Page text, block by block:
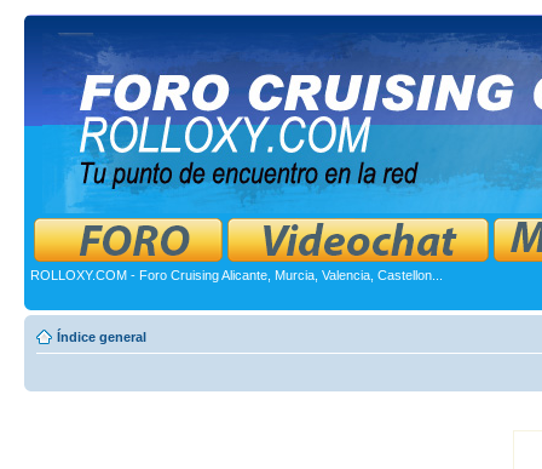
ROLLOXY.COM - Foro Cruising Alicante, Murcia, Valencia, Castellon...
Índice general